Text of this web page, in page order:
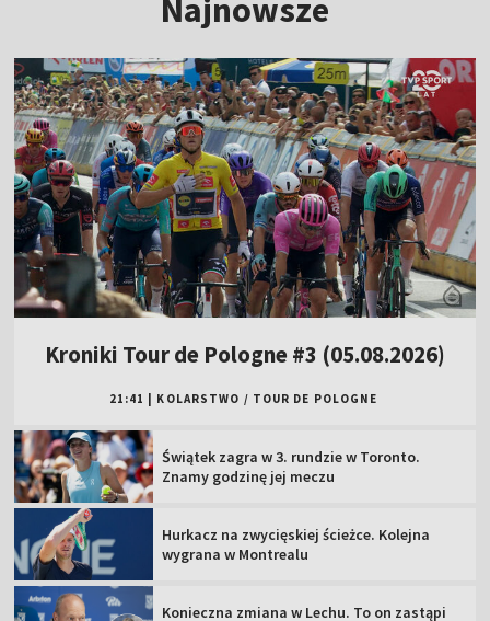
Najnowsze
Kroniki Tour de Pologne #3 (05.08.2026)
21:41 KOLARSTWO / TOUR DE POLOGNE
Świątek zagra w 3. rundzie w Toronto.
Znamy godzinę jej meczu
Hurkacz na zwycięskiej ścieżce. Kolejna
wygrana w Montrealu
Konieczna zmiana w Lechu. To on zastąpi